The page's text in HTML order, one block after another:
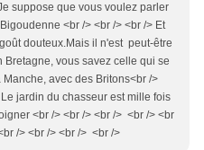
suppose que vous voulez parler
<br /> <br /> <br /> Et
douteux.Mais il n'est peut-être
Bretagne, vous savez celle qui se
avec des Britons<br />
jardin du chasseur est mille fois
<br /> <br /> <br /> <br /> <br
/> <br /> <br /> <br />